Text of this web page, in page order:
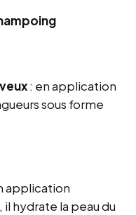
: en application
sous forme
application
hydrate la peau du